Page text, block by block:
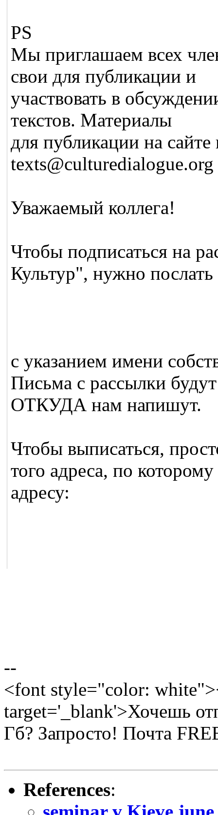
PS
Мы приглашаем всех
свои для публикации и
участвовать в
текстов. Материалы
для публикации на
texts@culturedialogue.org
Уважаемый коллега!
Чтобы подписаться на
Культур", нужно
с указанием имени
Письма с рассылки
ОТКУДА нам напишут.
Чтобы выписаться,
того адреса, по
адресу:
--
<font style="color:
target='_blank'>Хочешь
Гб? Запросто! Почта
References: